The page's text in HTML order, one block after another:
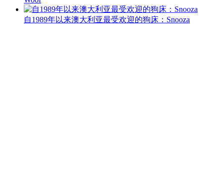
自1989年以来澳大利亚最受欢迎的狗床：Snooza